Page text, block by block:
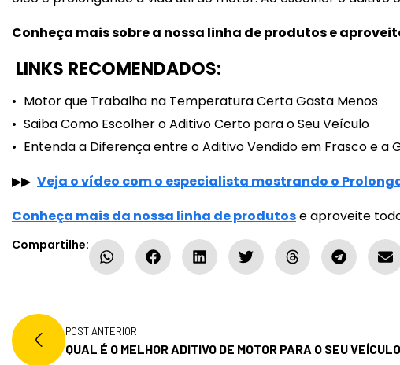
Conheça mais sobre a nossa linha de produtos e
LINKS RECOMENDADOS:
Motor que Trabalha na Temperatura Certa Gasta Menos
Saiba Como Escolher o Aditivo Certo para o Seu Veículo
Entenda a Diferença entre o Aditivo Vendido em Frasco e a
▶▶ Veja o vídeo com o especialista mostrando o
Conheça mais da nossa linha de produtose aproveite
Compartilhe:
POST ANTERIOR
QUAL É O MELHOR ADITIVO DE MOTOR PARA O SEU